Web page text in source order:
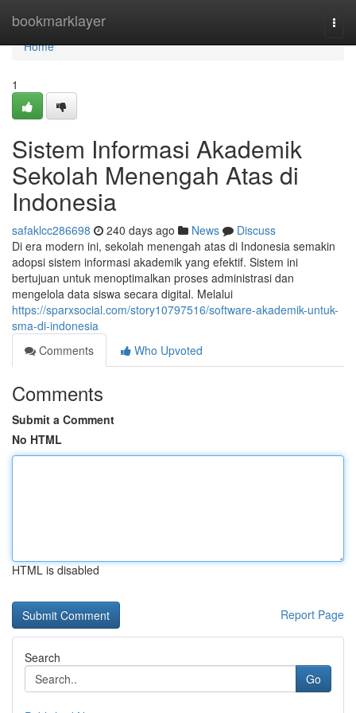
bookmarklayer
Home
Home
1
Sistem Informasi Akademik
Sekolah Menengah Atas di
Indonesia
safaklcc286698 240 days ago News
Discuss
Di era modern ini, sekolah menengah atas di Indonesia semakin
adopsi sistem informasi akademik yang efektif. Sistem ini
bertujuan untuk menoptimalkan proses administrasi dan
mengelola data siswa secara digital. Melalui
https://sparxsocial.com/story10797516/software-akademik-untuk-
sma-di-indonesia
Comments
Who Upvoted
Comments
Submit a Comment
No HTML
HTML is disabled
Report Page
Search
Go